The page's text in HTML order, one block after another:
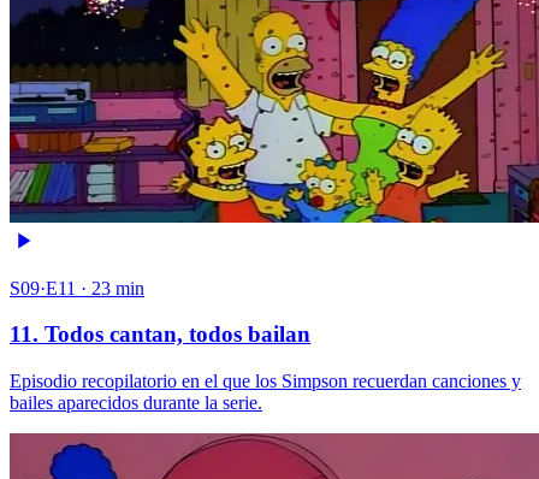
S09·E11 · 23 min
11. Todos cantan, todos bailan
Episodio recopilatorio en el que los Simpson recuerdan canciones y
bailes aparecidos durante la serie.